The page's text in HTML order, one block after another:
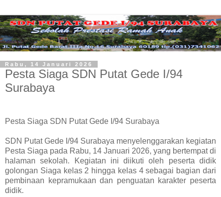
Rabu, 14 Januari 2026
Pesta Siaga SDN Putat Gede I/94
Surabaya
Pesta Siaga SDN Putat Gede I/94 Surabaya
SDN Putat Gede I/94 Surabaya menyelenggarakan kegiatan
Pesta Siaga pada Rabu, 14 Januari 2026, yang bertempat di
halaman sekolah. Kegiatan ini diikuti oleh peserta didik
golongan Siaga kelas 2 hingga kelas 4 sebagai bagian dari
pembinaan kepramukaan dan penguatan karakter peserta
didik.